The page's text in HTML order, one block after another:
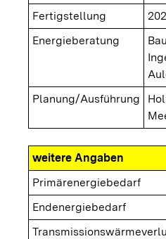
Fertigstellung
Energieberatung
Planung/Ausführung
weitere Angaben
Primärenergiebedarf
Endenergiebedarf